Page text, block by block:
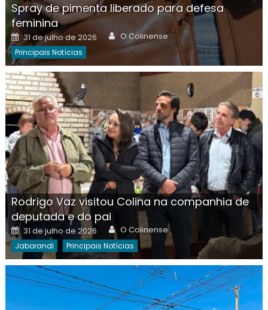
Spray de pimenta liberado para defesa
feminina
Posted
on
31 de julho de 2026 Author
O Colinense
Principais Notícias
Rodrigo Vaz visitou Colina na companhia de
deputada e do pai
Posted
on
31 de julho de 2026 Author
O Colinense
Jaborandi Principais Notícias